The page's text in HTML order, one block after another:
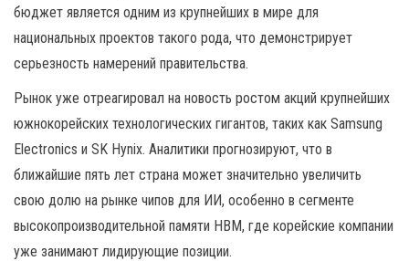
бюджет является одним из крупнейших в мире для
национальных проектов такого рода, что демонстрирует
серьезность намерений правительства.
Рынок уже отреагировал на новость ростом акций крупнейших
южнокорейских технологических гигантов, таких как Samsung
Electronics и SK Hynix. Аналитики прогнозируют, что в
ближайшие пять лет страна может значительно увеличить
свою долю на рынке чипов для ИИ, особенно в сегменте
высокопроизводительной памяти HBM, где корейские компании
уже занимают лидирующие позиции.